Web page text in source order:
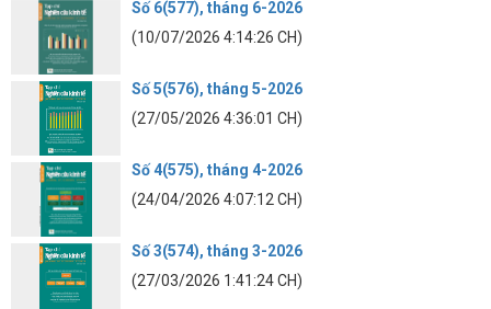
Số 6(577), tháng 6-2026
(10/07/2026 4:14:26 CH)
Số 5(576), tháng 5-2026
(27/05/2026 4:36:01 CH)
Số 4(575), tháng 4-2026
(24/04/2026 4:07:12 CH)
Số 3(574), tháng 3-2026
(27/03/2026 1:41:24 CH)